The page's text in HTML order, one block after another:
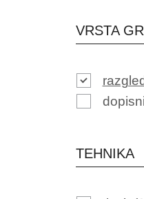
VRSTA
TEHNIKA